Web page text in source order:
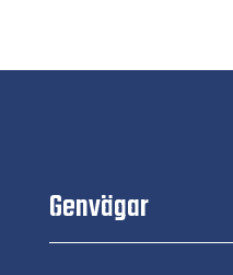
Genvägar